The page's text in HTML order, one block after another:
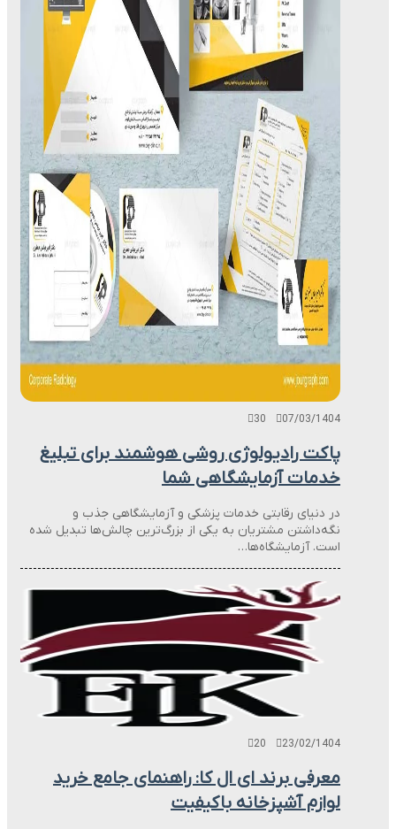
07/03/1404
30
پاکت رادیولوژی روشی هوشمند برای تبلیغ
خدمات آزمایشگاهی شما
در دنیای رقابتی خدمات پزشکی و آزمایشگاهی جذب و
نگه‌داشتن مشتریان به یکی از بزرگ‌ترین چالش‌ها تبدیل شده
است. آزمایشگاه‌ها…
23/02/1404
20
معرفی برند ای ال کا: راهنمای جامع خرید
لوازم آشپزخانه باکیفیت